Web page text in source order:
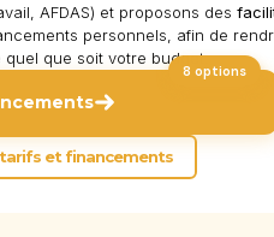
AFDAS) et proposons des
personnels, afin de
que soit votre budget.
8 options
tarifs et financements